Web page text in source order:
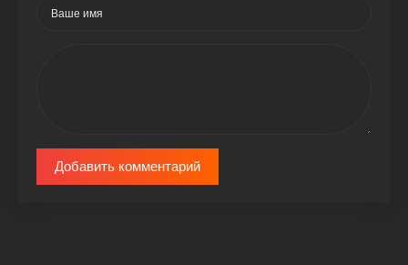
Добавить комментарий